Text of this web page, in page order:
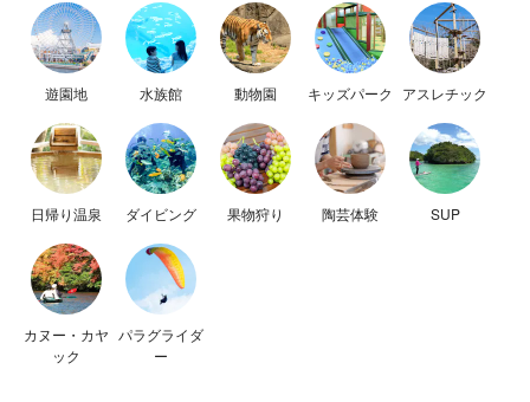
遊園地 水族館 動物園 キッズパーク アスレチック
日帰り温泉 ダイビング 果物狩り 陶芸体験 SUP
カヌー・カヤ
ック
パラグライダ
ー